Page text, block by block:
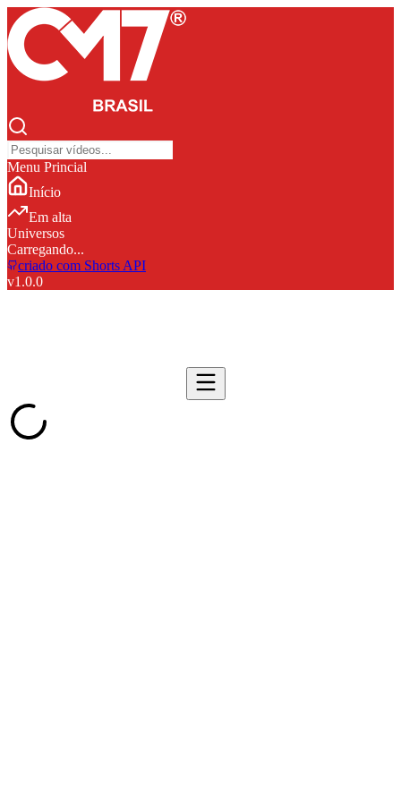
Menu Princial
Início
Em alta
Universos
Carregando...
criado com Shorts API
v1.0.0